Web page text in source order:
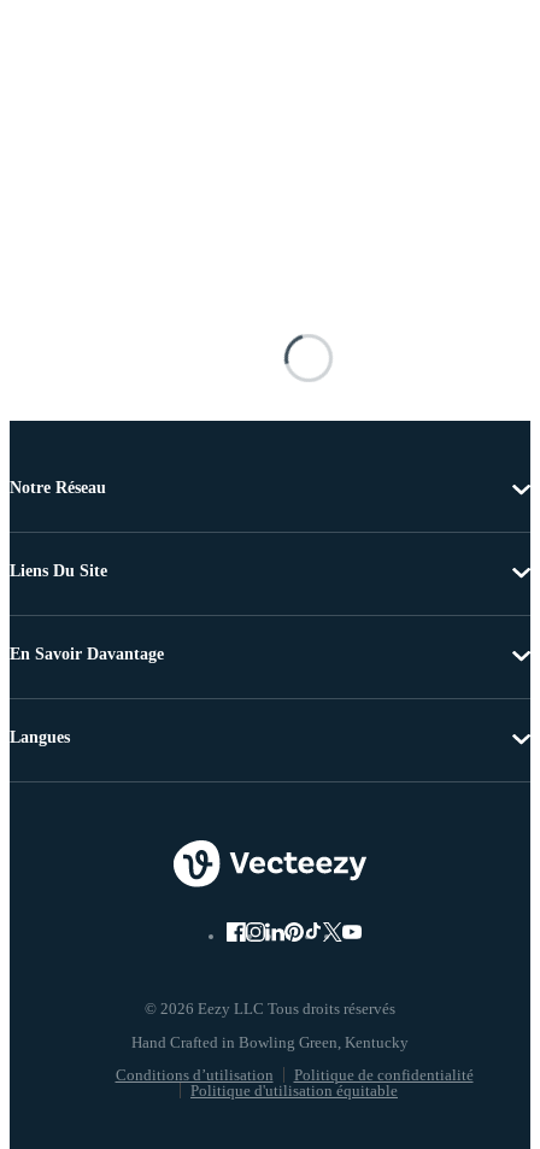
Notre Réseau
Liens Du Site
En Savoir Davantage
© 2026 Eezy LLC Tous droits réservés
Conditions d’utilisation
Politique de confidentialité
Politique d'utilisation équitable
Langues